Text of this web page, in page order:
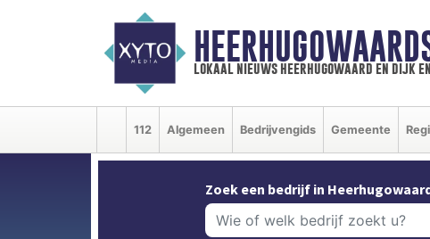
lokaal nieuws heerhugowaard en dijk
112 Algemeen Bedrijvengids Gemeente
Zoek een bedrijf in